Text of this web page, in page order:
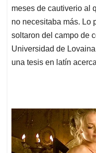
meses de cautiverio al
no necesitaba más. Lo
soltaron del campo de
Universidad de
una tesis en latín